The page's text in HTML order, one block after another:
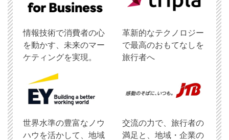
情報技術で消費者の心
を動かす、未来のマー
ケティングを実現。
革新的なテクノロジー
で最高のおもてなしを
旅行者へ
世界水準の豊富なノウ
ハウを活かして、地域
交流の力で、旅行者の
満足と、地域・企業の